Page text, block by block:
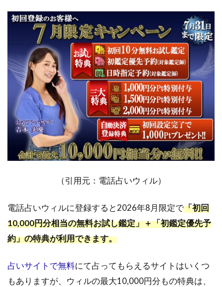
4.2
【2026
年8月
限定】
最大
10,000
円分相
当の無
料お試
し鑑定
ができ
る
4.3
24時
きる
4.4
復縁
の鑑
定師
がい
（引用元：電話占いウィル）
電話占いウィルに登録すると2026年8月限定で「初回
10,000円分相当の無料お試し鑑定」＋「初鑑定優先予
約」の特典が利用できます。
占いサイトで無料にて占ってもらえるサイトはいくつ
もありますが、ウィルの最大10,000円分もの特典は、